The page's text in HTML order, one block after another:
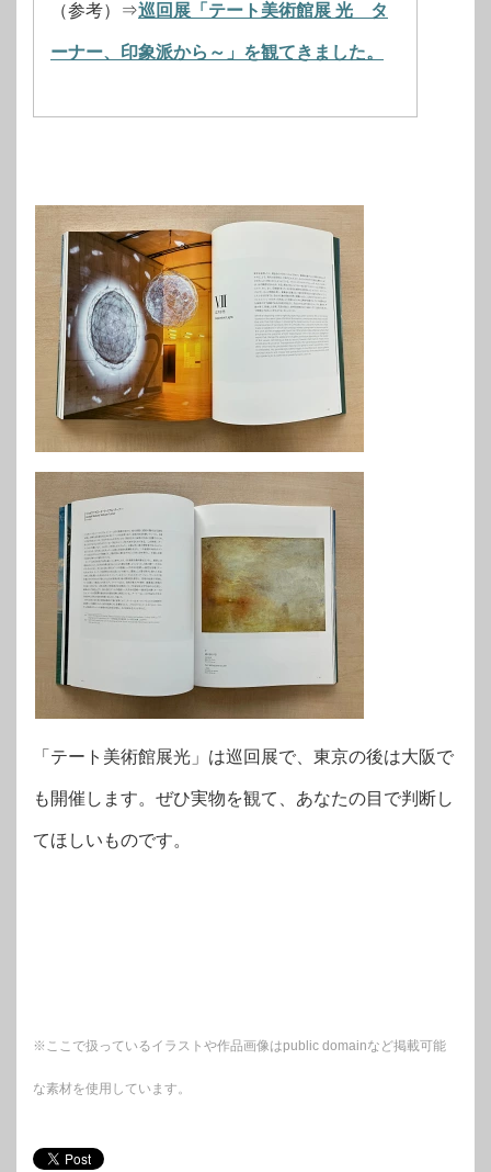
（参考）⇒巡回展「テート美術館展 光 タ
ーナー、印象派から～」を観てきました。
「テート美術館展光」は巡回展で、東京の後は大阪で
も開催します。ぜひ実物を観て、あなたの目で判断し
てほしいものです。
※ここで扱っているイラストや作品画像はpublic domainなど掲載可能
な素材を使用しています。